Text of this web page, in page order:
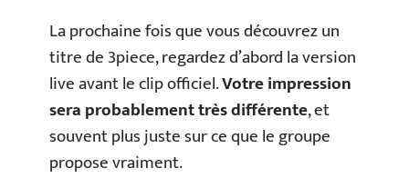
La prochaine fois que vous découvrez un
titre de 3piece, regardez d’abord la version
live avant le clip officiel.Votre impression
sera probablement très différente, et
souvent plus juste sur ce que le groupe
propose vraiment.